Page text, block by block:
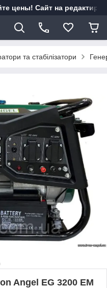
цены! Сайт на
та стабілізатори
Angel EG 3200 EM